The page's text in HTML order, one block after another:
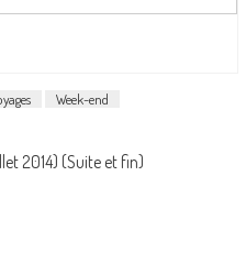
Week-end
2014) (Suite et fin)